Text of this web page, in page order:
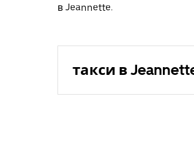
в Jeannette.
такси в